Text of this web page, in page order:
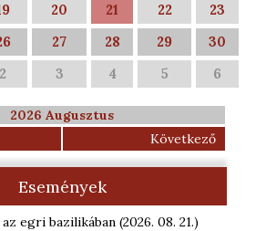
20 21 22
23
27 28 29
30
2 3 4 5 6
2026 Augusztus
Következő
Események
egri bazilikában (2026. 08. 21.)